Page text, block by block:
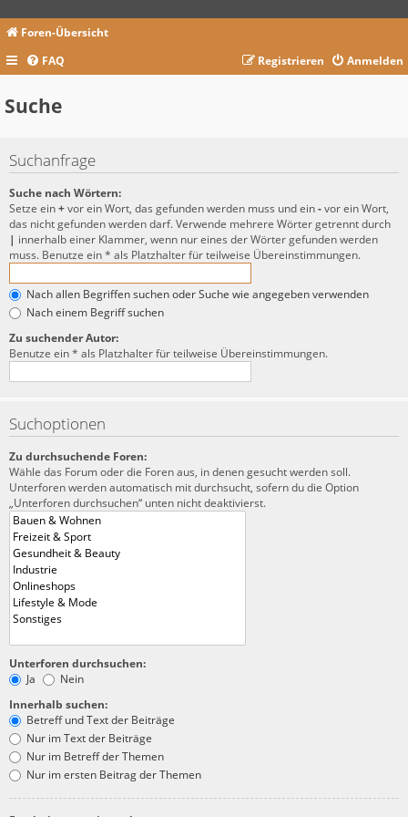
Foren-Übersicht
FAQ
Anmelden
Registrieren
Suche
Suchanfrage
Suche nach Wörtern:
Setze ein+vor ein Wort, das gefunden werden muss und ein-vor ein Wort,
das nicht gefunden werden darf. Verwende mehrere Wörter getrennt durch
| innerhalb einer Klammer, wenn nur eines der Wörter gefunden werden
muss. Benutze ein * als Platzhalter für teilweise Übereinstimmungen.
Nach allen Begriffen suchen oder Suche wie angegeben verwenden
Nach einem Begriff suchen
Zu suchender Autor:
Benutze ein * als Platzhalter für teilweise Übereinstimmungen.
Suchoptionen
Zu durchsuchende Foren:
Wähle das Forum oder die Foren aus, in denen gesucht werden soll.
Unterforen werden automatisch mit durchsucht, sofern du die Option
„Unterforen durchsuchen“ unten nicht deaktivierst.
Unterforen durchsuchen:
Ja
Nein
Innerhalb suchen:
Betreff und Text der Beiträge
Nur im Text der Beiträge
Nur im Betreff der Themen
Nur im ersten Beitrag der Themen